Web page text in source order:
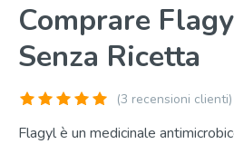
Fildena Super Active
Comprare
Senza Ricetta
(3 recensioni clienti)
Flagyl è un medicinale